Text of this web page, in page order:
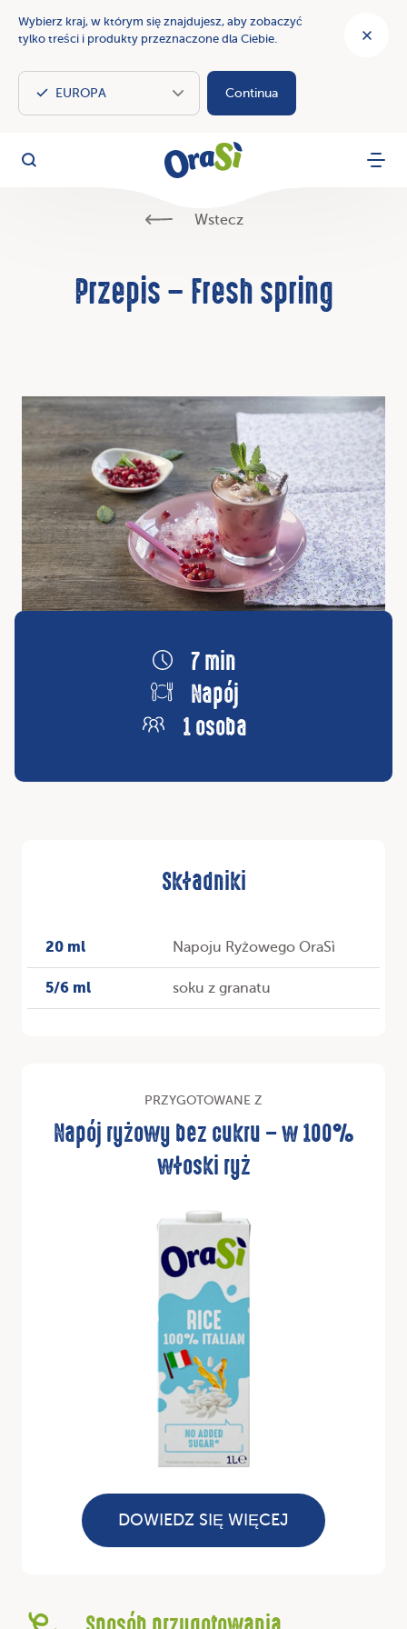
Wybierz kraj, w którym się znajdujesz, aby zobaczyć
tylko treści i produkty przeznaczone dla Ciebie.
Continua
OraSì
Szukaj Menu
Wstecz
Przepis – Fresh spring
7 min
Napój
1 osoba
Składniki
20 ml Napoju Ryżowego OraSì
5/6 ml soku z granatu
PRZYGOTOWANE Z
Napój ryżowy bez cukru – w 100%
włoski ryż
DOWIEDZ SIĘ WIĘCEJ